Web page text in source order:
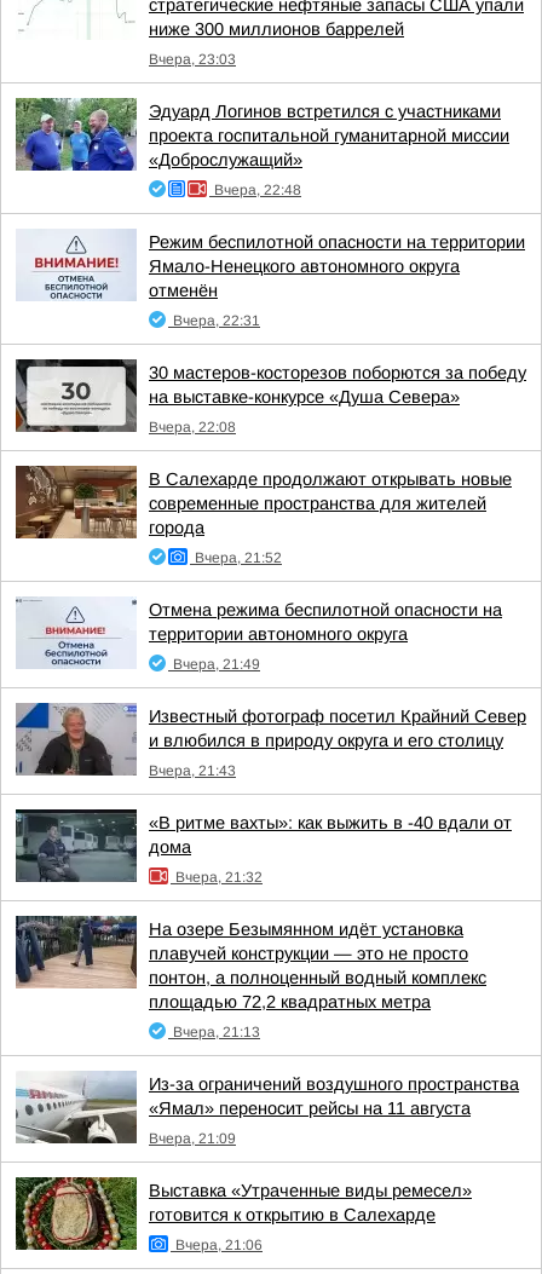
стратегические нефтяные запасы США упали
ниже 300 миллионов баррелей
Вчера, 23:03
Эдуард Логинов встретился с участниками
проекта госпитальной гуманитарной миссии
«Доброслужащий»
Вчера, 22:48
Режим беспилотной опасности на территории
Ямало-Ненецкого автономного округа
отменён
Вчера, 22:31
30 мастеров-косторезов поборются за победу
на выставке-конкурсе «Душа Севера»
Вчера, 22:08
В Салехарде продолжают открывать новые
современные пространства для жителей
города
Вчера, 21:52
Отмена режима беспилотной опасности на
территории автономного округа
Вчера, 21:49
Известный фотограф посетил Крайний Север
и влюбился в природу округа и его столицу
Вчера, 21:43
«В ритме вахты»: как выжить в -40 вдали от
дома
Вчера, 21:32
На озере Безымянном идёт установка
плавучей конструкции — это не просто
понтон, а полноценный водный комплекс
площадью 72,2 квадратных метра
Вчера, 21:13
Из-за ограничений воздушного пространства
«Ямал» переносит рейсы на 11 августа
Вчера, 21:09
Выставка «Утраченные виды ремесел»
готовится к открытию в Салехарде
Вчера, 21:06